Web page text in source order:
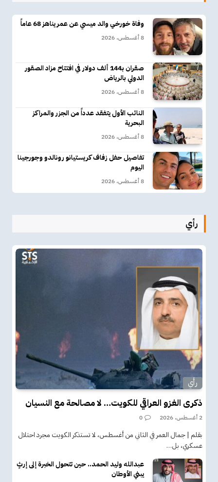
وفاة خورخي والد ميسي عن عمر يناهز 68 عاماً
8 أغسطس، 2026
صقران بـ144 ألف دولار في افتتاح مزاد الصقور
الدولي بالرياض
8 أغسطس، 2026
النائب الأول يتفقد عدداً من الجزر والمراكز
البحرية
8 أغسطس، 2026
تفاصيل حفل زفاف كريستيانو رونالدو وجورجينا
اليوم
8 أغسطس، 2026
رأي
رأي
ذكرى الغزو العراقي للكويت… لا مصالحة مع النسيان
2 أغسطس، 2026 0
بقلم | جمال العمر في الثاني من أغسطس، لا تستذكر الكويت مجرد احتلال
عسكري، بل…
عبدالله وليد الحمد.. حين تتحول الخبرة إلى إرثٍ
يبني الأوطان